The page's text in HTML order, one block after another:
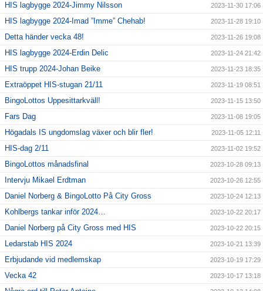
HIS lagbygge 2024-Jimmy Nilsson 2023-11-30 17:06
HIS lagbygge 2024-Imad ”Imme” Chehab! 2023-11-28 19:10
Detta händer vecka 48! 2023-11-26 19:08
HIS lagbygge 2024-Erdin Delic 2023-11-24 21:42
HIS trupp 2024-Johan Beike 2023-11-23 18:35
Extraöppet HIS-stugan 21/11 2023-11-19 08:51
BingoLottos Uppesittarkväll! 2023-11-15 13:50
Fars Dag 2023-11-08 19:05
Högadals IS ungdomslag växer och blir fler! 2023-11-05 12:11
HIS-dag 2/11 2023-11-02 19:52
BingoLottos månadsfinal 2023-10-28 09:13
Intervju Mikael Erdtman 2023-10-26 12:55
Daniel Norberg & BingoLotto På City Gross 2023-10-24 12:13
Kohlbergs tankar inför 2024… 2023-10-22 20:17
Daniel Norberg på City Gross med HIS 2023-10-22 20:15
Ledarstab HIS 2024 2023-10-21 13:39
Erbjudande vid medlemskap 2023-10-19 17:29
Vecka 42 2023-10-17 13:18